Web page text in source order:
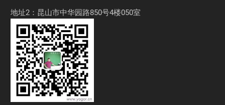
地址2：昆山市中华园路850号4楼050室